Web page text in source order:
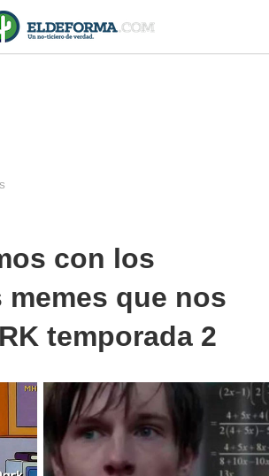
con los
que nos
temporada 2